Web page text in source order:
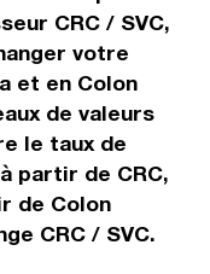
CRC / SVC,
votre
et en Colon
de valeurs
le taux de
partir de CRC,
de Colon
CRC / SVC.